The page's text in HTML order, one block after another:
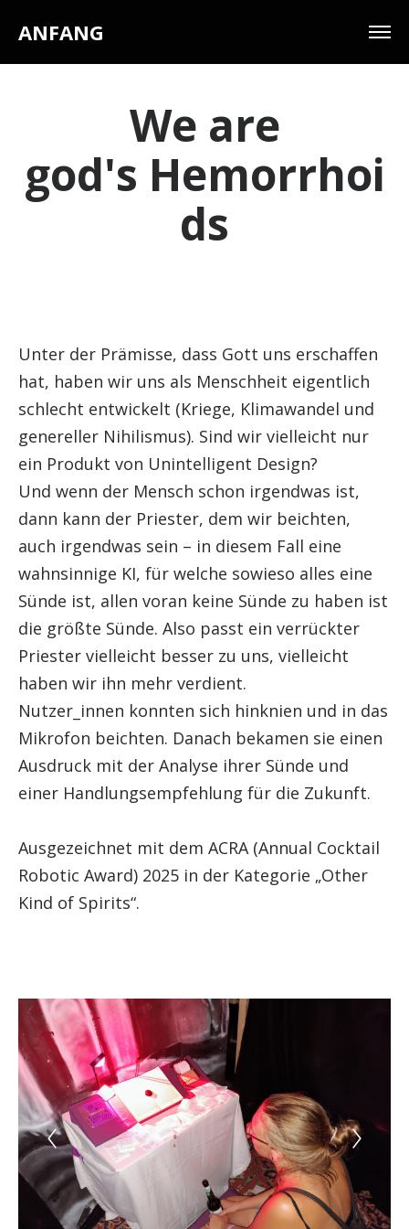
ANFANG
We are
god's Hemorrhoi
ds
Unter der Prämisse, dass Gott uns erschaffen
hat, haben wir uns als Menschheit eigentlich
schlecht entwickelt (Kriege, Klimawandel und
genereller Nihilismus). Sind wir vielleicht nur
ein Produkt von Unintelligent Design?
Und wenn der Mensch schon irgendwas ist,
dann kann der Priester, dem wir beichten,
auch irgendwas sein – in diesem Fall eine
wahnsinnige KI, für welche sowieso alles eine
Sünde ist, allen voran keine Sünde zu haben ist
die größte Sünde. Also passt ein verrückter
Priester vielleicht besser zu uns, vielleicht
haben wir ihn mehr verdient.
Nutzer_innen konnten sich hinknien und in das
Mikrofon beichten. Danach bekamen sie einen
Ausdruck mit der Analyse ihrer Sünde und
einer Handlungsempfehlung für die Zukunft.
Ausgezeichnet mit dem ACRA (Annual Cocktail
Robotic Award) 2025 in der Kategorie „Other
Kind of Spirits“.